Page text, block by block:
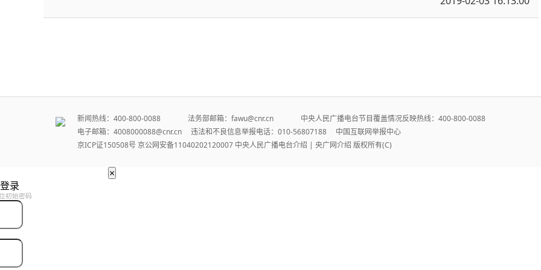
新闻热线：400-800-0088 法务部邮箱：fawu@cnr.cn 中央人民广播电台节目覆盖情况反映热线：400-800-0088
电子邮箱：4008000088@cnr.cn 违法和不良信息举报电话：010-56807188 中国互联网举报中心
京ICP证150508号 京公网安备11040202120007 中央人民广播电台介绍 | 央广网介绍 版权所有(C)
×
录
初始密码